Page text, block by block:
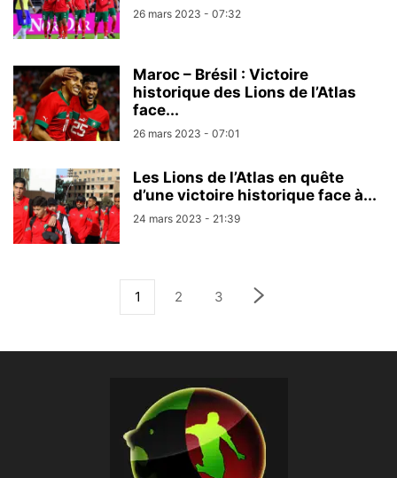
26 mars 2023 - 07:32
Maroc – Brésil : Victoire
historique des Lions de l’Atlas
face...
26 mars 2023 - 07:01
Les Lions de l’Atlas en quête
d’une victoire historique face à...
24 mars 2023 - 21:39
1 2 3